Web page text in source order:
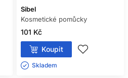
Sibel
Kosmetické pomůcky
101 Kč
Koupit
Skladem ㅤ